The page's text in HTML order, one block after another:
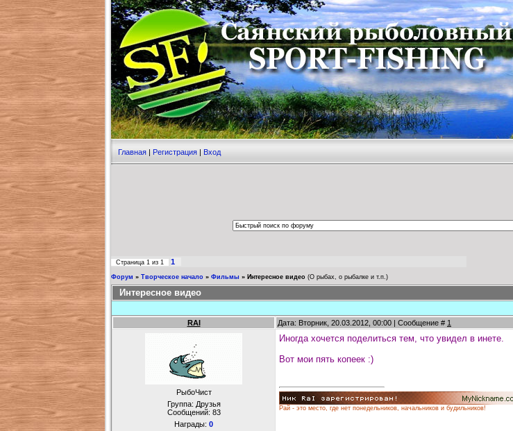
Главная | Регистрация | Вход
Страница 1 из 1 1
Форум » Творческое начало » Фильмы » Интересное видео (О рыбах, о рыбалке и т.п.)
Интересное видео
RAI Дата: Вторник, 20.03.2012, 00:00 | Сообщение # 1
РыбоЧист
Группа: Друзья
Сообщений: 83
Награды: 0
Иногда хочется поделиться тем, что увидел в инете.
Вот мои пять копеек :)
Рай - это место, где нет понедельников, начальников и будильников!